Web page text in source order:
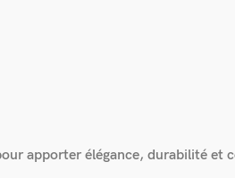
apporter élégance, durabilité et